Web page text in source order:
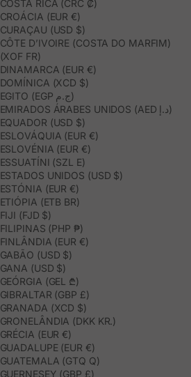
COSTA RICA (CRC ₡)
CROÁCIA (EUR €)
CURAÇAU (USD $)
CÔTE D’IVOIRE (COSTA DO MARFIM)
(XOF FR)
DINAMARCA (EUR €)
DOMÍNICA (XCD $)
EGITO (EGP ج.م)
EMIRADOS ÁRABES UNIDOS (AED د.إ)
EQUADOR (USD $)
ESLOVÁQUIA (EUR €)
ESLOVÉNIA (EUR €)
ESSUATÍNI (SZL E)
ESTADOS UNIDOS (USD $)
ESTÓNIA (EUR €)
ETIÓPIA (ETB BR)
FIJI (FJD $)
FILIPINAS (PHP ₱)
FINLÂNDIA (EUR €)
GABÃO (USD $)
GANA (USD $)
GEÓRGIA (GEL ₾)
GIBRALTAR (GBP £)
GRANADA (XCD $)
GRONELÂNDIA (DKK KR.)
GRÉCIA (EUR €)
GUADALUPE (EUR €)
GUATEMALA (GTQ Q)
GUERNESEY (GBP £)